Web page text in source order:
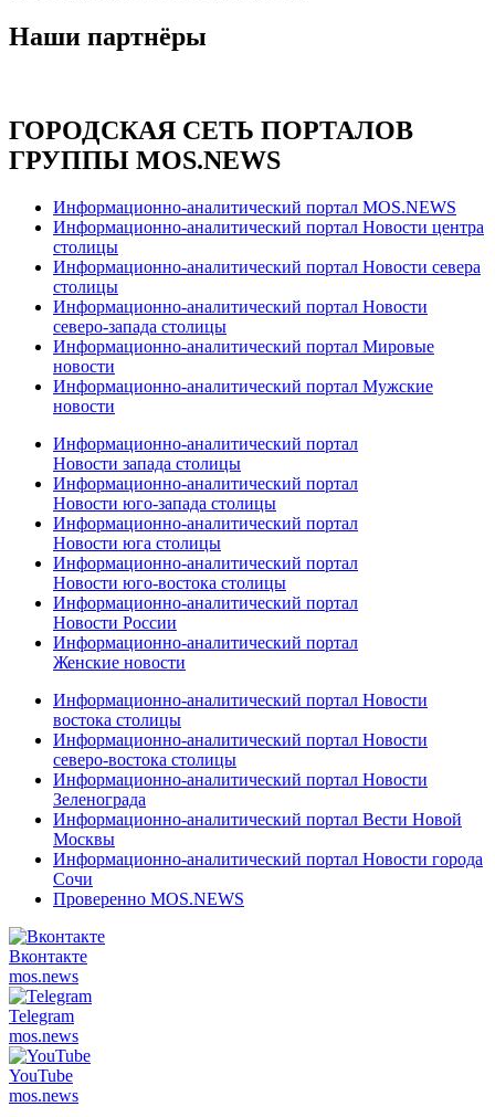
Наши партнёры
ГОРОДСКАЯ СЕТЬ ПОРТАЛОВ
ГРУППЫ MOS.NEWS
Информационно-аналитический портал MOS.NEWS
Информационно-аналитический портал Новости центра
столицы
Информационно-аналитический портал Новости севера
столицы
Информационно-аналитический портал Новости
северо-запада столицы
Информационно-аналитический портал Мировые
новости
Информационно-аналитический портал Мужские
новости
Информационно-аналитический портал
Новости запада столицы
Информационно-аналитический портал
Новости юго-запада столицы
Информационно-аналитический портал
Новости юга столицы
Информационно-аналитический портал
Новости юго-востока столицы
Информационно-аналитический портал
Новости России
Информационно-аналитический портал
Женские новости
Информационно-аналитический портал Новости
востока столицы
Информационно-аналитический портал Новости
северо-востока столицы
Информационно-аналитический портал Новости
Зеленограда
Информационно-аналитический портал Вести Новой
Москвы
Информационно-аналитический портал Новости города
Сочи
Проверенно MOS.NEWS
Вконтакте
mos.news
Telegram
mos.news
YouTube
mos.news